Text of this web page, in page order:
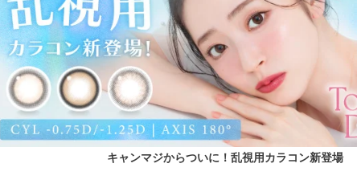
キャンマジからついに！乱視用カラコン新登場